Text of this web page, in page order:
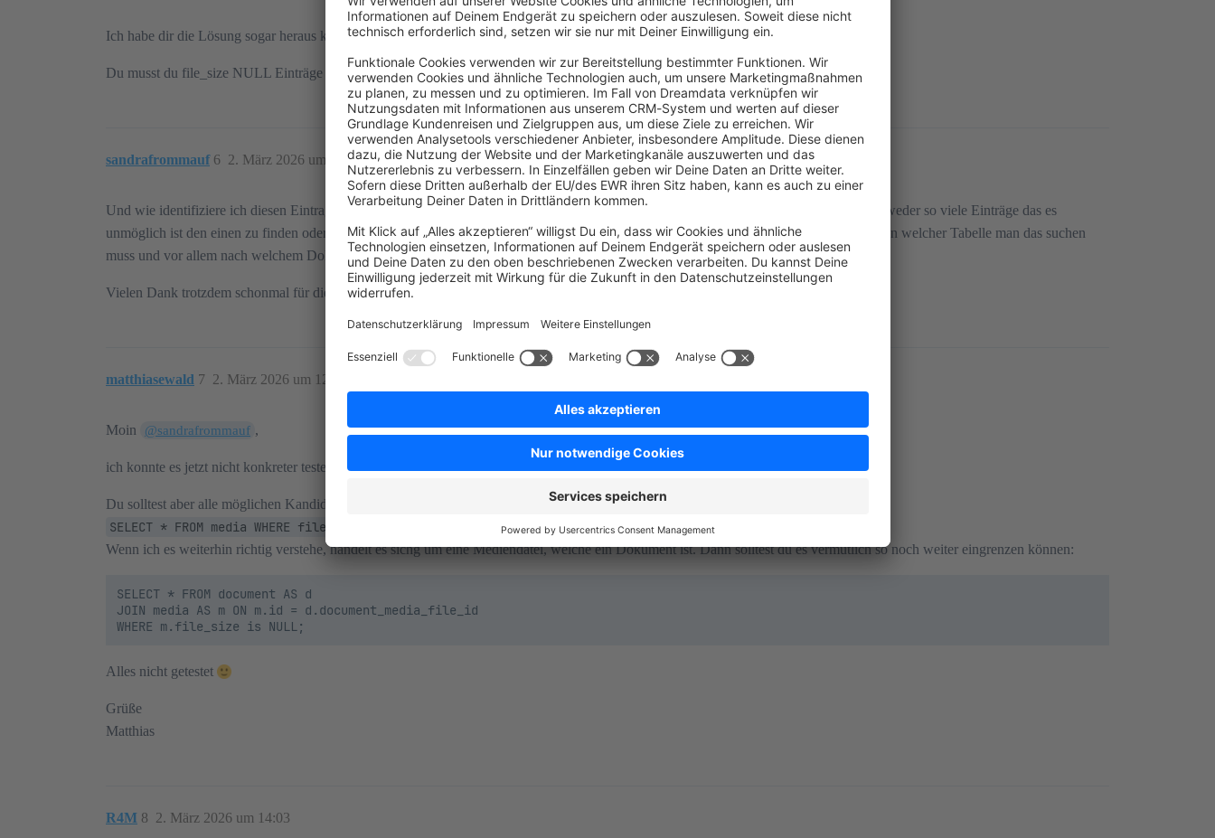
Ich habe dir die Lösung sogar heraus kopiert.
Du musst du file_size NULL Einträge beseitigen, entweder indem du ihnen einen Wert gibst oder löscht.
sandrafrommauf 2. März 2026 um 11:39
6
Und wie identifiziere ich diesen Eintrag ? Ich habe in der Datenbank schonmal geschaut auf Max_Shop letzte Antwort aber da waren entweder so viele Einträge das es
unmöglich ist den einen zu finden oder ich habe" “document” nicht gefunden. Vielleicht könntet ihr das noch etwas genauer beschreiben in welcher Tabelle man das suchen
muss und vor allem nach welchem Dokument, die Klammer bedeutet ja meines Erachtens das es in einem einizigen hängt oder ?!
Vielen Dank trotzdem schonmal für die Hilfe und eure Zeit.
matthiasewald 2. März 2026 um 12:47
7
Moin @sandrafrommauf ,
ich konnte es jetzt nicht konkreter testen, da ich aktuell kein System mit dem Fehler habe bzw. das nachstellen kann so ohne weiteres.
Du solltest aber alle möglichen Kandidaten mit dem SQL Befehl erstmel bekommen:
SELECT * FROM media WHERE file_size is NULL;
Wenn ich es weiterhin richtig verstehe, handelt es sichg um eine Mediendatei, welche ein Dokument ist. Dann solltest du es vermutlich so noch weiter eingrenzen können:
SELECT * FROM document AS d
JOIN media AS m ON m.id = d.document_media_file_id
Alles nicht getestet
Grüße
Matthias
R4M 2. März 2026 um 14:03
8